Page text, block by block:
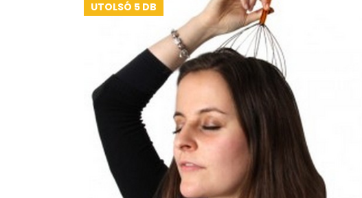
UTOLSÓ 5 DB